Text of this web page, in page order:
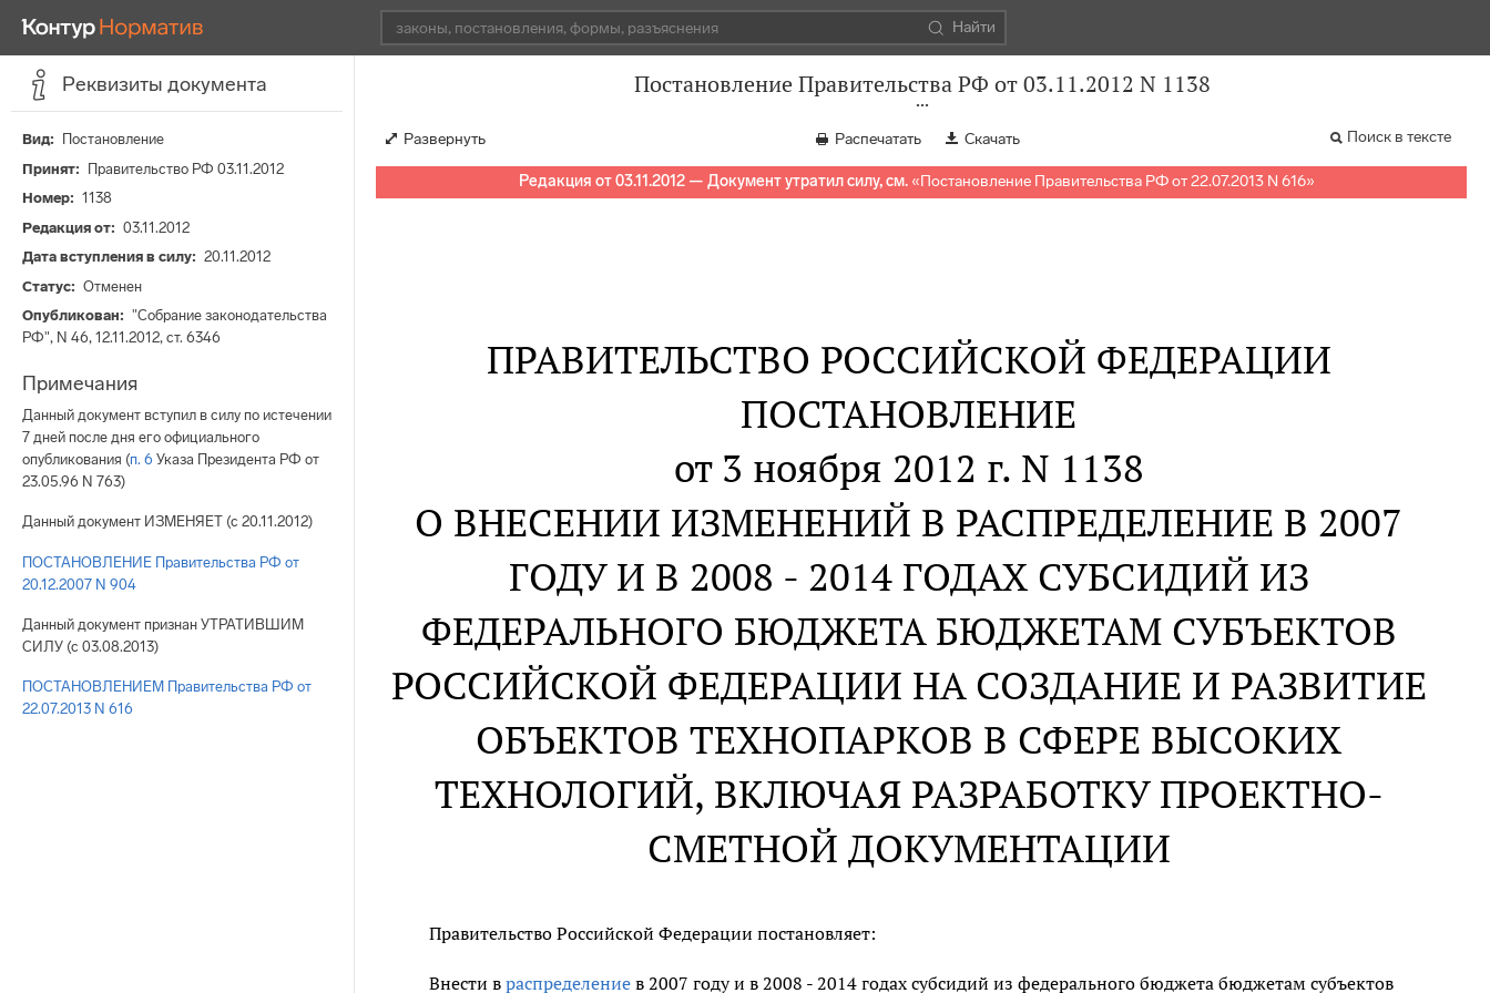
Найти
Реквизиты документа
Вид
Постановление
Принят
Правительство РФ 03.11.2012
Номер
1138
Редакция от
03.11.2012
Дата вступления в силу
20.11.2012
Статус
Отменен
Опубликован
"Собрание законодательства
РФ", N 46, 12.11.2012, ст. 6346
Примечания
Данный документ вступил в силу по истечении
7 дней после дня его официального
опубликования (п. 6 Указа Президента РФ от
23.05.96 N 763)
Данный документ ИЗМЕНЯЕТ (с 20.11.2012)
ПОСТАНОВЛЕНИЕ Правительства РФ от
20.12.2007 N 904
Данный документ признан УТРАТИВШИМ
СИЛУ (с 03.08.2013)
ПОСТАНОВЛЕНИЕМ Правительства РФ от
22.07.2013 N 616
Постановление Правительства РФ от 03.11.2012 N 1138
Развернуть Распечатать Скачать Поиск в тексте
Редакция от 03.11.2012 — Документ утратил силу, см. «Постановление Правительства РФ от 22.07.2013 N 616»
ПРАВИТЕЛЬСТВО РОССИЙСКОЙ ФЕДЕРАЦИИ
ПОСТАНОВЛЕНИЕ
от 3 ноября 2012 г. N 1138
О ВНЕСЕНИИ ИЗМЕНЕНИЙ В РАСПРЕДЕЛЕНИЕ В 2007
ГОДУ И В 2008 - 2014 ГОДАХ СУБСИДИЙ ИЗ
ФЕДЕРАЛЬНОГО БЮДЖЕТА БЮДЖЕТАМ СУБЪЕКТОВ
РОССИЙСКОЙ ФЕДЕРАЦИИ НА СОЗДАНИЕ И РАЗВИТИЕ
ОБЪЕКТОВ ТЕХНОПАРКОВ В СФЕРЕ ВЫСОКИХ
ТЕХНОЛОГИЙ, ВКЛЮЧАЯ РАЗРАБОТКУ ПРОЕКТНО-
СМЕТНОЙ ДОКУМЕНТАЦИИ
Правительство Российской Федерации постановляет:
Внести враспределение в 2007 году и в 2008 - 2014 годах субсидий из федерального бюджета бюджетам субъектов